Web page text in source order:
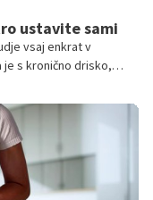
ustavite sami
vsaj enkrat v
je s kronično drisko, ki